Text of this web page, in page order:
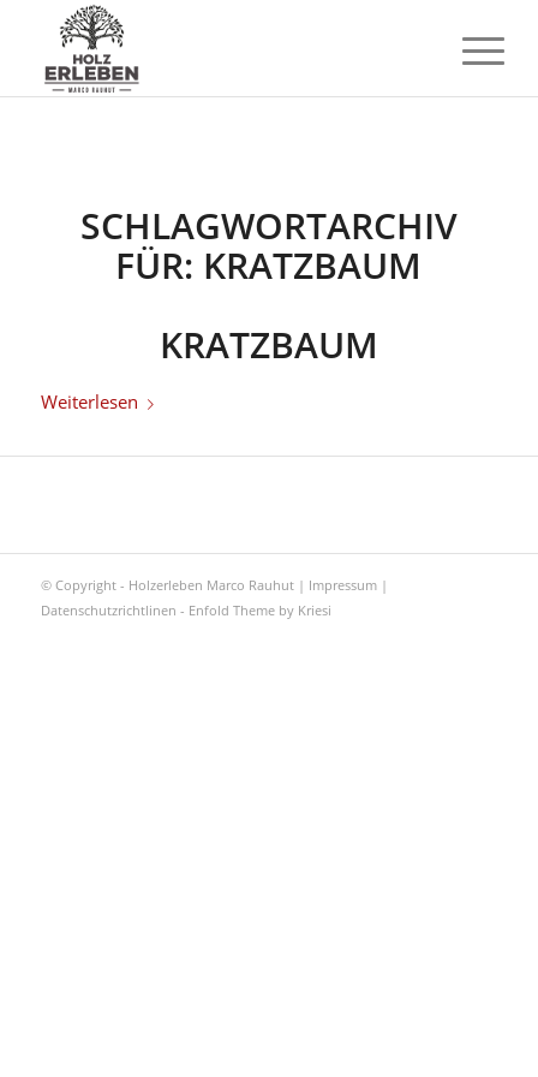
SCHLAGWORTARCHIV
FÜR: KRATZBAUM
KRATZBAUM
Weiterlesen
© Copyright - Holzerleben Marco Rauhut | Impressum|
Datenschutzrichtlinen - Enfold Theme by Kriesi